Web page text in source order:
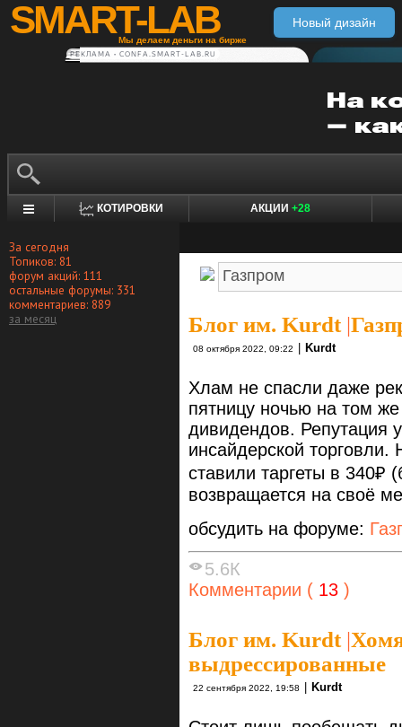
SMART-LAB
Мы делаем деньги на бирже
Новый дизайн
РЕКЛАМА • CONFA.SMART-LAB.RU
КОТИРОВКИ АКЦИИ +28
За сегодня
Топиков: 81
форум акций: 111
остальные форумы: 331
комментариев: 889
за месяц
Блог им. Kurdt|
08 октября 2022, 09:22 Kurdt
Хлам не спасли даже
пятницу ночью на том
дивидендов. Репутация
инсайдерской
ставили таргеты в 340₽
возвращается на своё
обсудить на форуме:
5.6К
Комментарии ( 13 )
Блог им. Kurdt|
выдрессированные
22 сентября 2022, 19:58 | Kurdt